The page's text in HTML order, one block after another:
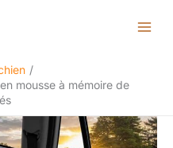
mousse à mémoire de